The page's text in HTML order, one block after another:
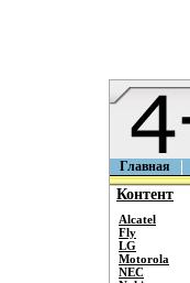
Главная
Контент
Alcatel
Fly
LG
Motorola
NEC